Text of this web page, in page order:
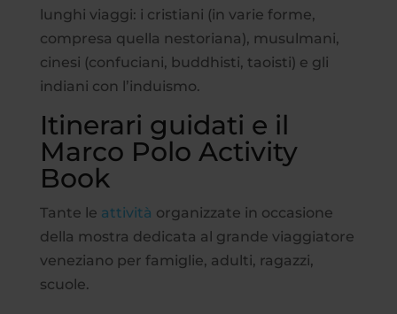
lunghi viaggi: i cristiani (in varie forme,
compresa quella nestoriana), musulmani,
cinesi (confuciani, buddhisti, taoisti) e gli
indiani con l’induismo.
Itinerari guidati e il
Marco Polo Activity
Book
Tante le attività organizzate in occasione
della mostra dedicata al grande viaggiatore
veneziano per famiglie, adulti, ragazzi,
scuole.